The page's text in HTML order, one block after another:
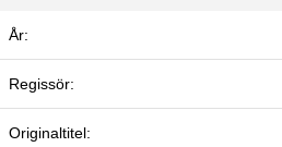
År:
Regissör:
Originaltitel: